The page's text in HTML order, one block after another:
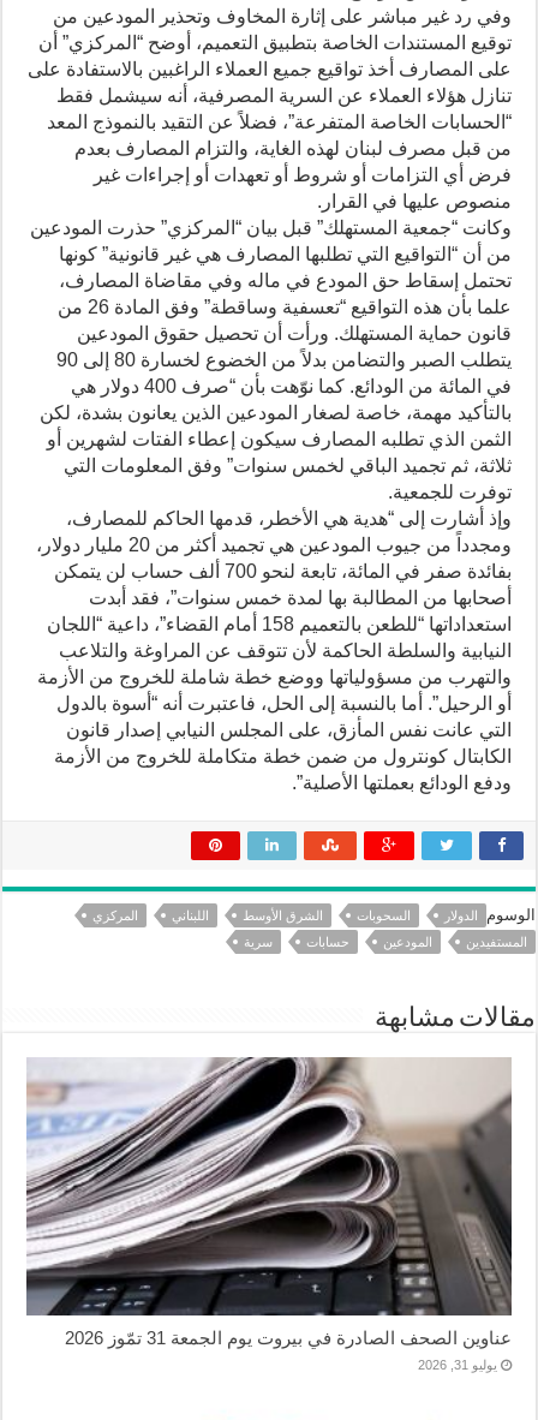
وفي رد غير مباشر على إثارة المخاوف وتحذير المودعين من
توقيع المستندات الخاصة بتطبيق التعميم، أوضح “المركزي” أن
على المصارف أخذ تواقيع جميع العملاء الراغبين بالاستفادة على
تنازل هؤلاء العملاء عن السرية المصرفية، أنه سيشمل فقط
“الحسابات الخاصة المتفرعة”، فضلاً عن التقيد بالنموذج المعد
من قبل مصرف لبنان لهذه الغاية، والتزام المصارف بعدم
فرض أي التزامات أو شروط أو تعهدات أو إجراءات غير
منصوص عليها في القرار.
وكانت “جمعية المستهلك” قبل بيان “المركزي” حذرت المودعين
من أن “التواقيع التي تطلبها المصارف هي غير قانونية” كونها
تحتمل إسقاط حق المودع في ماله وفي مقاضاة المصارف،
علما بأن هذه التواقيع “تعسفية وساقطة” وفق المادة 26 من
قانون حماية المستهلك. ورأت أن تحصيل حقوق المودعين
يتطلب الصبر والتضامن بدلاً من الخضوع لخسارة 80 إلى 90
في المائة من الودائع. كما نوّهت بأن “صرف 400 دولار هي
بالتأكيد مهمة، خاصة لصغار المودعين الذين يعانون بشدة، لكن
الثمن الذي تطلبه المصارف سيكون إعطاء الفتات لشهرين أو
ثلاثة، ثم تجميد الباقي لخمس سنوات” وفق المعلومات التي
توفرت للجمعية.
وإذ أشارت إلى “هدية هي الأخطر، قدمها الحاكم للمصارف،
ومجدداً من جيوب المودعين هي تجميد أكثر من 20 مليار دولار،
بفائدة صفر في المائة، تابعة لنحو 700 ألف حساب لن يتمكن
أصحابها من المطالبة بها لمدة خمس سنوات”، فقد أبدت
استعداداتها “للطعن بالتعميم 158 أمام القضاء”، داعية “اللجان
النيابية والسلطة الحاكمة لأن تتوقف عن المراوغة والتلاعب
والتهرب من مسؤولياتها ووضع خطة شاملة للخروج من الأزمة
أو الرحيل”. أما بالنسبة إلى الحل، فاعتبرت أنه “أسوة بالدول
التي عانت نفس المأزق، على المجلس النيابي إصدار قانون
الكابتال كونترول من ضمن خطة متكاملة للخروج من الأزمة
ودفع الودائع بعملتها الأصلية”.
الوسوم الدولار السحوبات الشرق الأوسط اللبناني
المركزي
المستفيدين
المودعين حسابات سرية
مقالات مشابهة
عناوين الصحف الصادرة في بيروت يوم الجمعة 31 تمّوز 2026
يوليو 31, 2026